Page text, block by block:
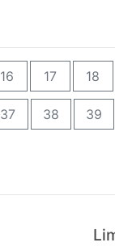
16 17 18
37 38 39